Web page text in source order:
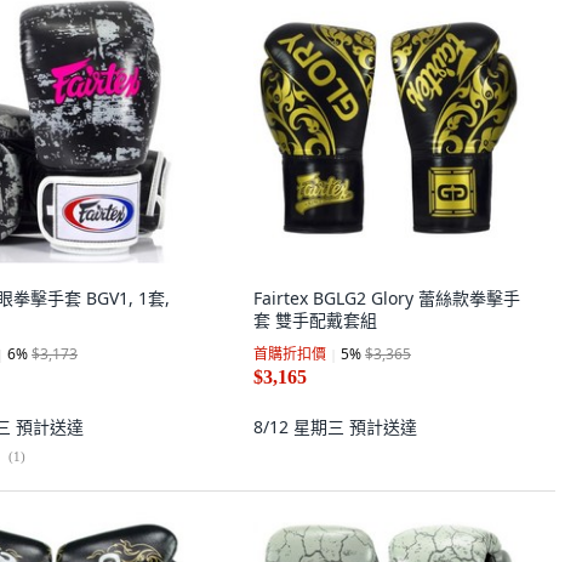
拳擊手套 BGV1, 1套,
6%$3,173
預計送達
(1)
Fairtex BGLG2 Glory 蕾絲款拳擊手
套 雙手配戴套組
首購折扣價 5%$3,365
$3,165
8/12 星期三 預計送達